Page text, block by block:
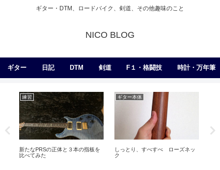
ギター・DTM、ロードバイク、剣道、その他趣味のこと
NICO BLOG
ギター 日記 DTM 剣道 F１・格闘技 時計・万年筆
練習
新たなPRSの正体と３本の指板を
比べてみた
ギター本体
しっとり、すべすべ ローズネッ
ク